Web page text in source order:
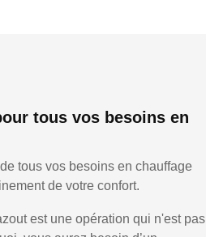
tous vos besoins en
tous vos besoins en chauffage
de votre confort.
est une opération qui n'est pas